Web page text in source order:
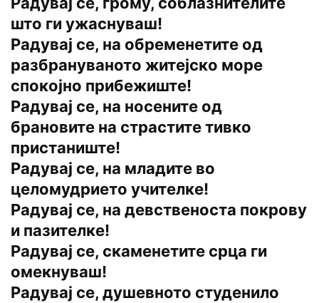
што ги ужаснуваш!
Радувај се, на обременетите од
разбрануваното житејско море
спокојно прибежиште!
Радувај се, на носените од
брановите на страстите тивко
пристаниште!
Радувај се, на младите во
целомудрието учителке!
Радувај се, на девственоста покрову
и пазителке!
Радувај се, скаменетите срца ги
омекнуваш!
Радувај се, душевното студенило